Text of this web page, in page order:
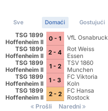
Sve Domaći Gostujući
TSG 1899
Hoffenheim II
0 - 1
VfL Osnabruck
TSG 1899
Hoffenheim II
2 - 4
Rot Weiss
Essen
TSG 1899
Hoffenheim II
1 - 2
TSV 1860
Munchen
TSG 1899
Hoffenheim II
1 - 3
FC Viktoria
Koln
TSG 1899
Hoffenheim II
2 - 2
FC Hansa
Rostock
Prošli
Naredni